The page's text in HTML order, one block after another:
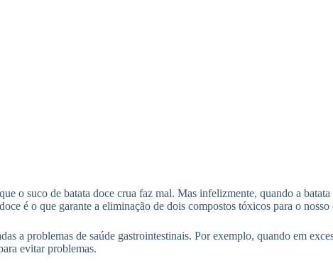
o suco de batata doce crua faz mal. Mas infelizmente, quando a
é o que garante a eliminação de dois compostos tóxicos para o nosso
a problemas de saúde gastrointestinais. Por exemplo, quando em
evitar problemas.